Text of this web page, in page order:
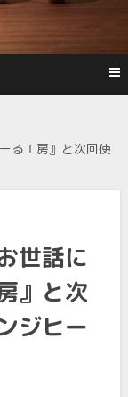
る工房』と次回使
世話に
』と次
ジヒー